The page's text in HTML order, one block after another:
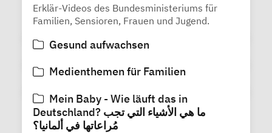
Erklär-Videos des Bundesministeriums für
Familien, Sensioren, Frauen und Jugend.
Gesund aufwachsen
Medienthemen für Familien
Mein Baby - Wie läuft das in
Deutschland? ما هي الأشياء التي تجب
مُراعاتها في ألمانيا؟